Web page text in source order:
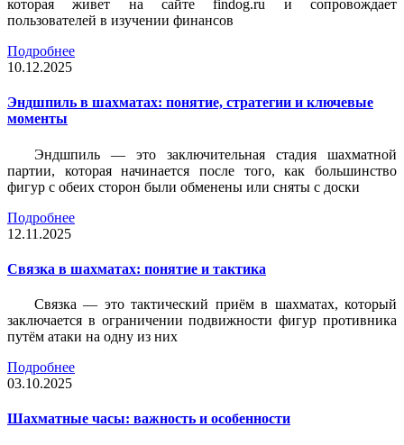
которая живет на сайте findog.ru и сопровождает
пользователей в изучении финансов
Подробнее
10.12.2025
Эндшпиль в шахматах: понятие, стратегии и ключевые
моменты
Эндшпиль — это заключительная стадия шахматной
партии, которая начинается после того, как большинство
фигур с обеих сторон были обменены или сняты с доски
Подробнее
12.11.2025
Связка в шахматах: понятие и тактика
Связка — это тактический приём в шахматах, который
заключается в ограничении подвижности фигур противника
путём атаки на одну из них
Подробнее
03.10.2025
Шахматные часы: важность и особенности